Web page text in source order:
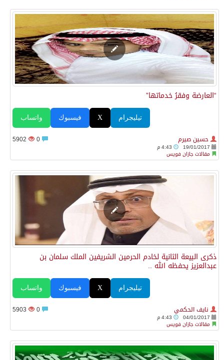
“العارضة وفقرُ خدماتها”
واتساب فيسبوك X تيليجرام
حسين صيرم
19/01/2017
مقالات جازان فويس
5902
ذكرى البيعة الثانية لخادم الحرمين الشريفين الملك سلمان بن
عبدالعزيز يحفظه الله ..
واتساب فيسبوك X تيليجرام
نايف الحكمي
04/01/2017
مقالات جازان فويس
5903